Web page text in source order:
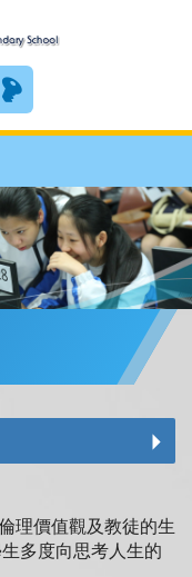
理價值觀及教徒的生
多度向思考人生的